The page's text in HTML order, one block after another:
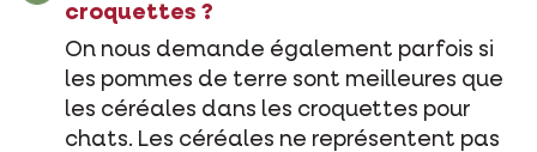
croquettes ?
On nous demande également parfois si
les pommes de terre sont meilleures que
les céréales dans les croquettes pour
chats. Les céréales ne représentent pas